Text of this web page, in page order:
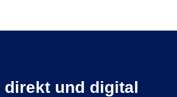
direkt und digital